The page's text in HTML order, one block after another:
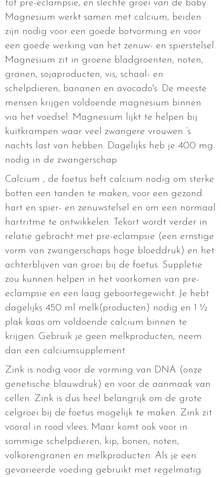
tot pre-eclampsie, en slechte groei van de baby.
Magnesium werkt samen met calcium, beiden
zijn nodig voor een goede botvorming en voor
een goede werking van het zenuw- en spierstelsel.
Magnesium zit in groene bladgroenten, noten,
granen, sojaproducten, vis, schaal- en
schelpdieren, bananen en avocado's. De meeste
mensen krijgen voldoende magnesium binnen
via het voedsel. Magnesium lijkt te helpen bij
kuitkrampen waar veel zwangere vrouwen ’s
nachts last van hebben. Dagelijks heb je 400 mg
nodig in de zwangerschap.
Calcium , de foetus heft calcium nodig om sterke
botten een tanden te maken, voor een gezond
hart en spier- en zenuwstelsel en om een normaal
hartritme te ontwikkelen. Tekort wordt verder in
relatie gebracht met pre-eclampsie (een ernstige
vorm van zwangerschaps hoge bloeddruk) en het
achterblijven van groei bij de foetus. Suppletie
zou kunnen helpen in het voorkomen van pre-
eclampsie en een laag geboortegewicht. Je hebt
dagelijks 450 ml melk(producten) nodig en 1 ½
plak kaas om voldoende calcium binnen te
krijgen. Gebruik je geen melkproducten, neem
dan een calciumsupplement.
Zink is nodig voor de vorming van DNA (onze
genetische blauwdruk) en voor de aanmaak van
cellen. Zink is dus heel belangrijk om de grote
celgroei bij de foetus mogelijk te maken. Zink zit
vooral in rood vlees. Maar komt ook voor in
sommige schelpdieren, kip, bonen, noten,
volkorengranen en melkproducten. Als je een
gevarieerde voeding gebruikt met regelmatig